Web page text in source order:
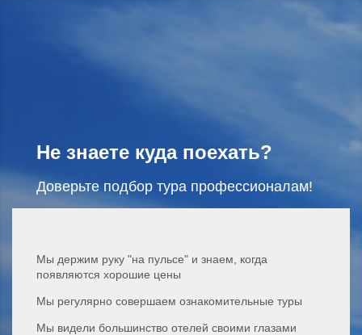
Не знаете куда поехать?
Доверьте подбор тура профессионалам!
Мы держим руку "на пульсе" и знаем, когда
появляются хорошие цены
Мы регулярно совершаем ознакомительные туры
Мы видели большинство отелей своими глазами